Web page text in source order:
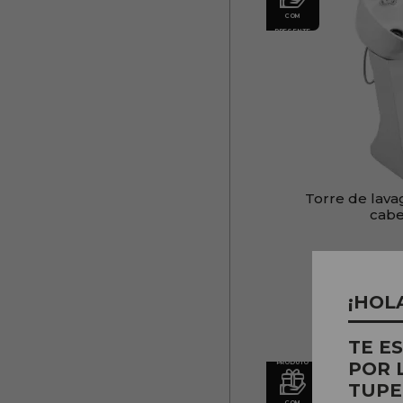
COM
PRESENTE
Torre de
Pedir
PRODUTO
TE
POR